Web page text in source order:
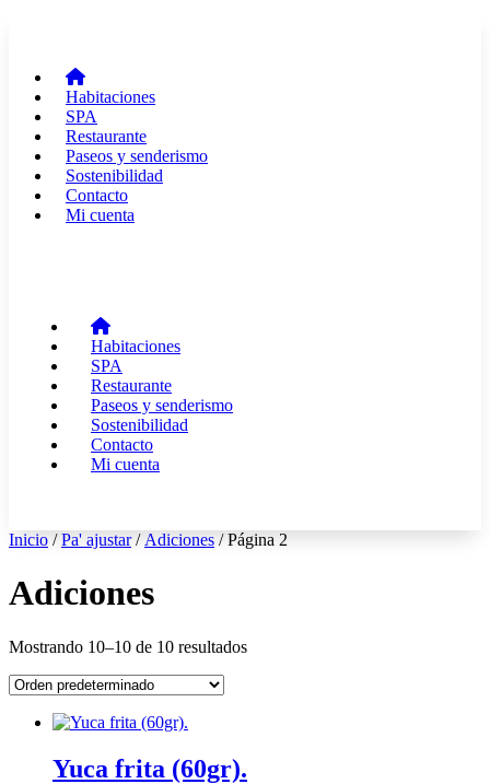
Habitaciones
SPA
Restaurante
Paseos y senderismo
Sostenibilidad
Contacto
Mi cuenta
Habitaciones
SPA
Restaurante
Paseos y senderismo
Sostenibilidad
Contacto
Mi cuenta
Inicio /Pa' ajustar/ Adiciones / Página 2
Adiciones
Mostrando 10–10 de 10 resultados
Yuca frita (60gr).